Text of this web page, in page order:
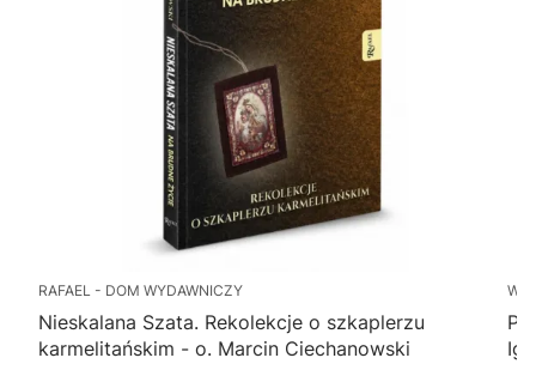
RAFAEL - DOM WYDAWNICZY
Nieskalana Szata. Rekolekcje o szkaplerzu
karmelitańskim - o. Marcin Ciechanowski